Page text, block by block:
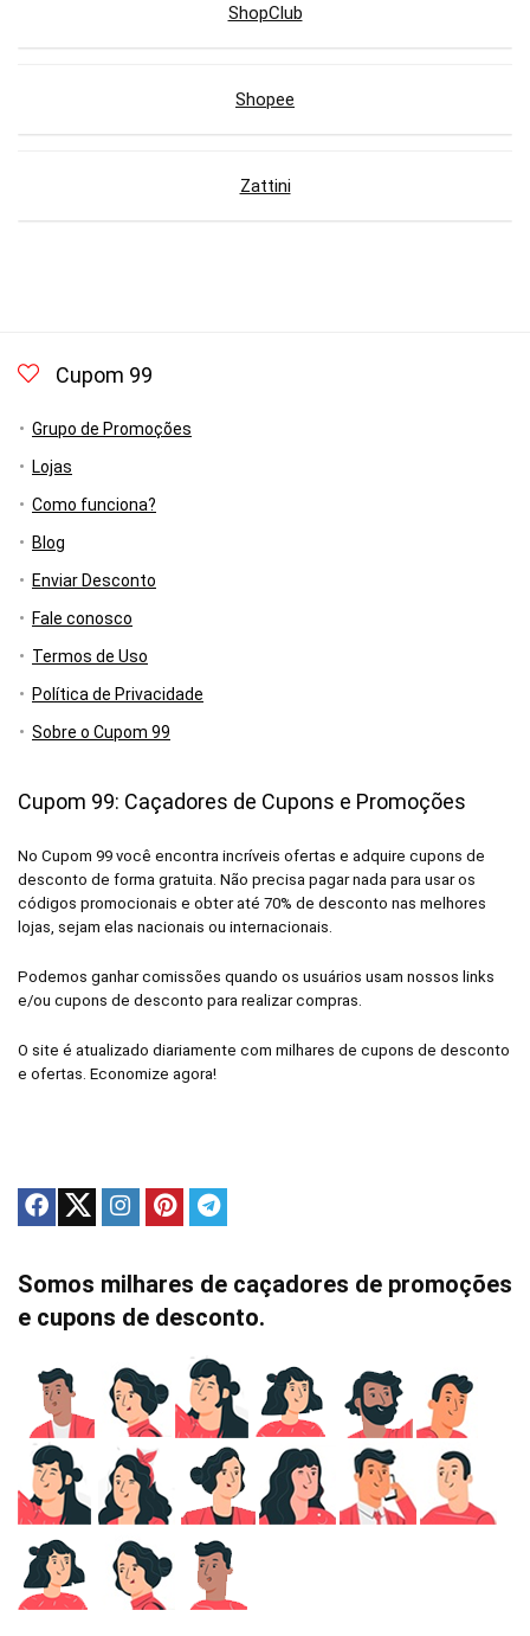
ShopClub
Shopee
Zattini
Cupom 99
Grupo de Promoções
Lojas
Como funciona?
Blog
Enviar Desconto
Fale conosco
Termos de Uso
Política de Privacidade
Sobre o Cupom 99
Cupom 99: Caçadores de Cupons e Promoções
No Cupom 99 você encontra incríveis ofertas e adquire cupons de
desconto de forma gratuita. Não precisa pagar nada para usar os
códigos promocionais e obter até 70% de desconto nas melhores
lojas, sejam elas nacionais ou internacionais.
Podemos ganhar comissões quando os usuários usam nossos links
e/ou cupons de desconto para realizar compras.
O site é atualizado diariamente com milhares de cupons de desconto
e ofertas. Economize agora!
Somos milhares de caçadores de promoções
e cupons de desconto.